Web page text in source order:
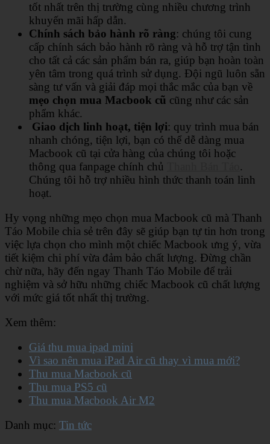
tốt nhất trên thị trường cùng nhiều chương trình
khuyến mãi hấp dẫn.
Chính sách bảo hành rõ ràng: chúng tôi cung
cấp chính sách bảo hành rõ ràng và hỗ trợ tận tình
cho tất cả các sản phẩm bán ra, giúp bạn hoàn toàn
yên tâm trong quá trình sử dụng. Đội ngũ luôn sẵn
sàng tư vấn và giải đáp mọi thắc mắc của bạn về
mẹo chọn mua Macbook cũ cũng như các sản
phẩm khác.
Giao dịch linh hoạt, tiện lợi: quy trình mua bán
nhanh chóng, tiện lợi, bạn có thể dễ dàng mua
Macbook cũ tại cửa hàng của chúng tôi hoặc
thông qua fanpage chính chủ
.
Chúng tôi hỗ trợ nhiều hình thức thanh toán linh
hoạt.
Hy vọng những mẹo chọn mua Macbook cũ mà Thanh
Táo Mobile chia sẻ trên đây sẽ giúp bạn tự tin hơn trong
việc lựa chọn cho mình một chiếc Macbook ưng ý, vừa
tiết kiệm chi phí vừa đảm bảo chất lượng. Đừng chần
chừ nữa, hãy đến ngay Thanh Táo Mobile để trải
nghiệm và sở hữu những chiếc Macbook cũ chất lượng
với mức giá tốt nhất thị trường.
Xem thêm:
Giá thu mua ipad mini
Vì sao nên mua iPad Air cũ thay vì mua mới?
Thu mua Macbook cũ
Thu mua PS5 cũ
Thu mua Macbook Air M2
Danh mục: Tin tức